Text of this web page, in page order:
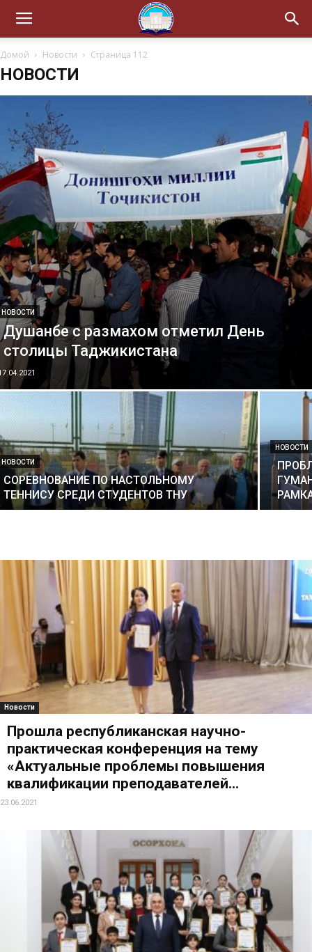
Домой Новости Страница 112
НОВОСТИ
НОВОСТИ
Душанбе с размахом отметил День
столицы Таджикистана
НОВОСТИ
СОРЕВНОВАНИЕ ПО НАСТОЛЬНОМУ
ТЕННИСУ СРЕДИ СТУДЕНТОВ ТНУ
НОВОСТИ
Новости
Прошла республиканская научно-
практическая конференция на тему
«Актуальные проблемы повышения
квалификации преподавателей...
23.06.2021